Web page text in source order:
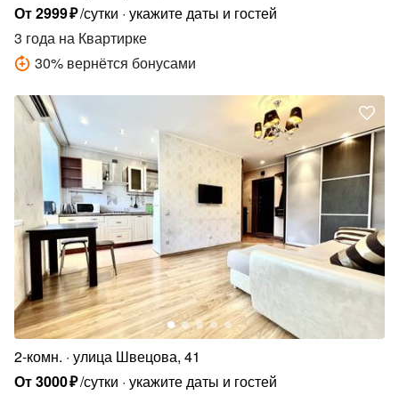
От2999₽/сутки укажите даты и гостей
3 года на Квартирке
30% вернётся бонусами
2-комн. улица Швецова, 41
От3000₽/сутки укажите даты и гостей